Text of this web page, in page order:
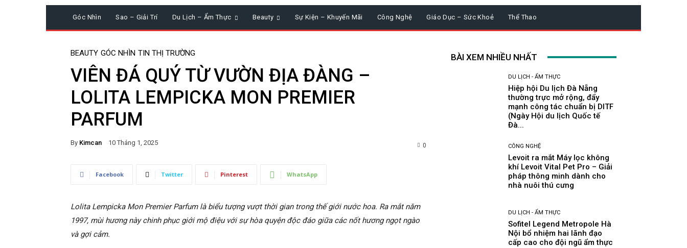
Góc Nhìn Sao – Giải Trí Du Lịch – Ẩm Thực Beauty Sự Kiện – Khuyến Mãi Công Nghệ Giáo Dục – Sức Khoẻ Thể Thao
BEAUTY GÓC NHÌN TIN THỊ TRƯỜNG
VIÊN ĐÁ QUÝ TỪ VƯỜN ĐỊA ĐÀNG –
LOLITA LEMPICKA MON PREMIER
PARFUM
By Kimcan 10 Tháng 1, 2025 0
Facebook Twitter Pinterest WhatsApp
Lolita Lempicka Mon Premier Parfum là biểu tượng vượt thời gian trong thế giới nước hoa. Ra mắt năm
1997, mùi hương này chinh phục giới mộ điệu với sự hòa quyện độc đáo giữa các nốt hương ngọt ngào
và gợi cảm.
BÀI XEM NHIỀU NHẤT
DU LỊCH - ẨM THỰC
Hiệp hội Du lịch Đà Nẵng
thường trực mở rộng, đẩy
mạnh công tác chuẩn bị DITF
(Ngày Hội du lịch Quốc tế
Đà...
CÔNG NGHỆ
Levoit ra mắt Máy lọc không
khí Levoit Vital Pet Pro – Giải
pháp thông minh dành cho
nhà nuôi thú cưng
DU LỊCH - ẨM THỰC
Sofitel Legend Metropole Hà
Nội bổ nhiệm hai lãnh đạo
cấp cao cho đội ngũ ẩm thực